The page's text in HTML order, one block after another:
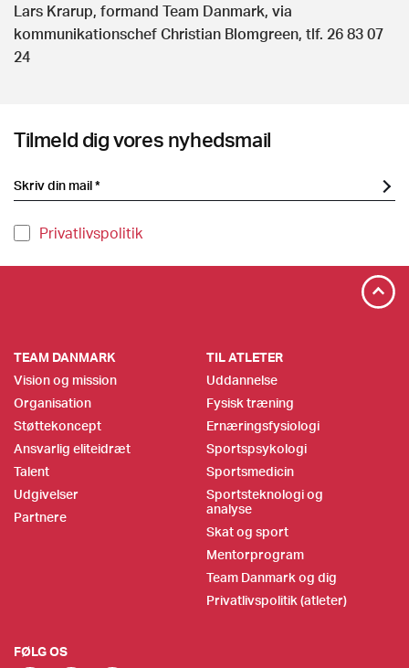
Lars Krarup, formand Team Danmark, via
kommunikationschef Christian Blomgreen, tlf. 26 83 07
24
Tilmeld dig vores nyhedsmail
Privatlivspolitik
TEAM DANMARK
Vision og mission
Organisation
Støttekoncept
Ansvarlig eliteidræt
Talent
Udgivelser
Partnere
TIL ATLETER
Uddannelse
Fysisk træning
Ernæringsfysiologi
Sportspsykologi
Sportsmedicin
Sportsteknologi og
analyse
Skat og sport
Mentorprogram
Team Danmark og dig
Privatlivspolitik (atleter)
FØLG OS